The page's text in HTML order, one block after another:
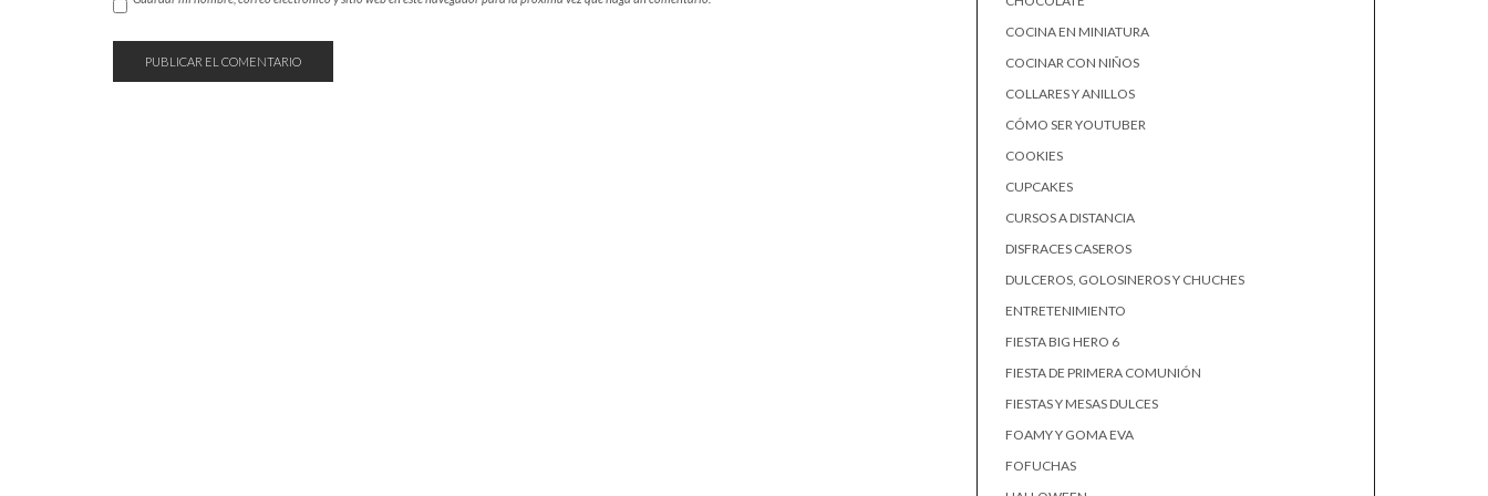
COCINA EN MINIATURA
COCINAR CON NIÑOS
COLLARES Y ANILLOS
CÓMO SER YOUTUBER
COOKIES
CUPCAKES
CURSOS A DISTANCIA
DISFRACES CASEROS
DULCEROS, GOLOSINEROS Y CHUCHES
ENTRETENIMIENTO
FIESTA BIG HERO 6
FIESTA DE PRIMERA COMUNIÓN
FIESTAS Y MESAS DULCES
FOAMY Y GOMA EVA
FOFUCHAS